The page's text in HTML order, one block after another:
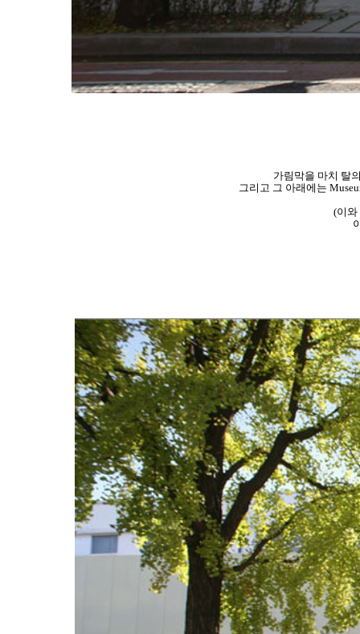
가림막을 마치 탈
그리고 그 아래에는
(이와